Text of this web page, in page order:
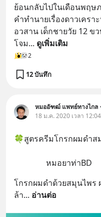
ย้อนกลับไปในเดือนพฤษ
คำทำนายเรื่องดาวเครา
อวสาน เด็กชายวัย 12 ข
โจม... ดูเพิ่มเติม
2
12 บันทึก
หมออัฑฒ์ แพทย์ทางไกล
18 ม.ค. 2020 เวลา
🍀สูตรครีมโกรกผมดำส
                หมอยาท่าBD
โกรกผมดำด้วยสมุนไพร
ล้า... อ่านต่อ